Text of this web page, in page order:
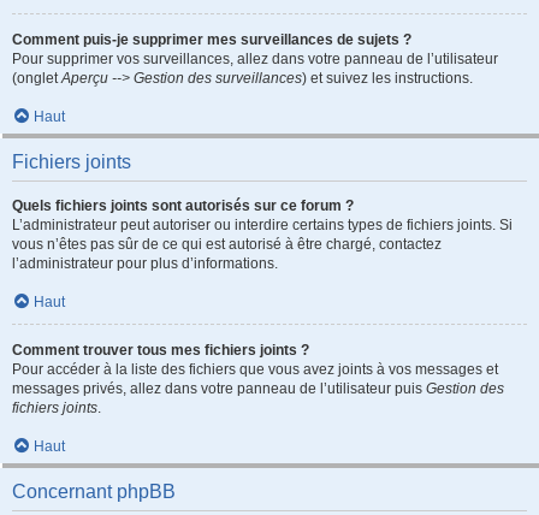
Comment puis-je supprimer mes surveillances de sujets ?
Pour supprimer vos surveillances, allez dans votre panneau de l’utilisateur
(ongletAperçu --> Gestion des surveillances) et suivez les instructions.
Haut
Fichiers joints
Quels fichiers joints sont autorisés sur ce forum ?
L’administrateur peut autoriser ou interdire certains types de fichiers joints. Si
vous n’êtes pas sûr de ce qui est autorisé à être chargé, contactez
l’administrateur pour plus d’informations.
Haut
Comment trouver tous mes fichiers joints ?
Pour accéder à la liste des fichiers que vous avez joints à vos messages et
messages privés, allez dans votre panneau de l’utilisateur puis Gestion des
fichiers joints.
Haut
Concernant phpBB